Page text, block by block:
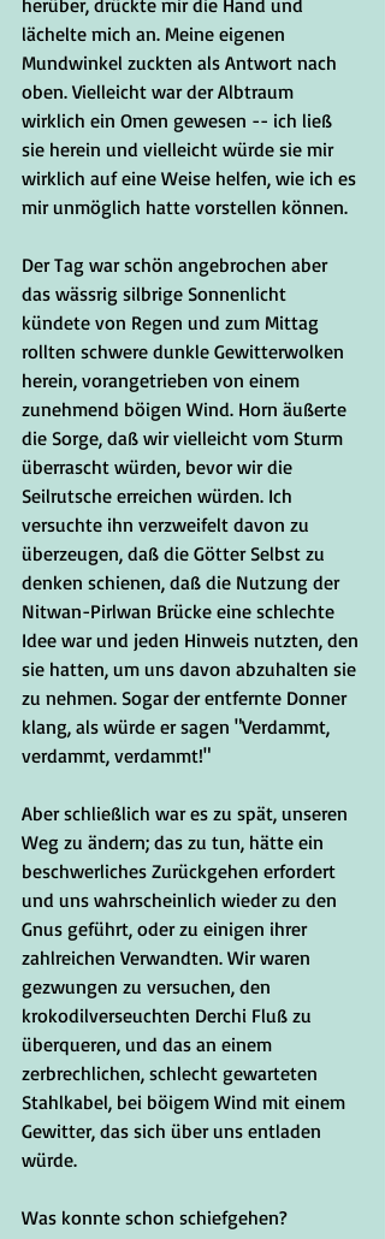
herüber, drückte mir die Hand und
lächelte mich an. Meine eigenen
Mundwinkel zuckten als Antwort nach
oben. Vielleicht war der Albtraum
wirklich ein Omen gewesen -- ich ließ
sie herein und vielleicht würde sie mir
wirklich auf eine Weise helfen, wie ich es
mir unmöglich hatte vorstellen können.
Der Tag war schön angebrochen aber
das wässrig silbrige Sonnenlicht
kündete von Regen und zum Mittag
rollten schwere dunkle Gewitterwolken
herein, vorangetrieben von einem
zunehmend böigen Wind. Horn äußerte
die Sorge, daß wir vielleicht vom Sturm
überrascht würden, bevor wir die
Seilrutsche erreichen würden. Ich
versuchte ihn verzweifelt davon zu
überzeugen, daß die Götter Selbst zu
denken schienen, daß die Nutzung der
Nitwan-Pirlwan Brücke eine schlechte
Idee war und jeden Hinweis nutzten, den
sie hatten, um uns davon abzuhalten sie
zu nehmen. Sogar der entfernte Donner
klang, als würde er sagen "Verdammt,
verdammt, verdammt!"
Aber schließlich war es zu spät, unseren
Weg zu ändern; das zu tun, hätte ein
beschwerliches Zurückgehen erfordert
und uns wahrscheinlich wieder zu den
Gnus geführt, oder zu einigen ihrer
zahlreichen Verwandten. Wir waren
gezwungen zu versuchen, den
krokodilverseuchten Derchi Fluß zu
überqueren, und das an einem
zerbrechlichen, schlecht gewarteten
Stahlkabel, bei böigem Wind mit einem
Gewitter, das sich über uns entladen
würde.
Was konnte schon schiefgehen?